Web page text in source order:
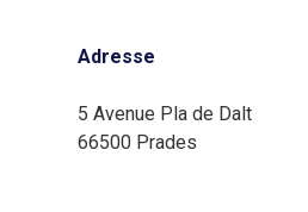
Adresse
5 Avenue Pla de Dalt
66500 Prades